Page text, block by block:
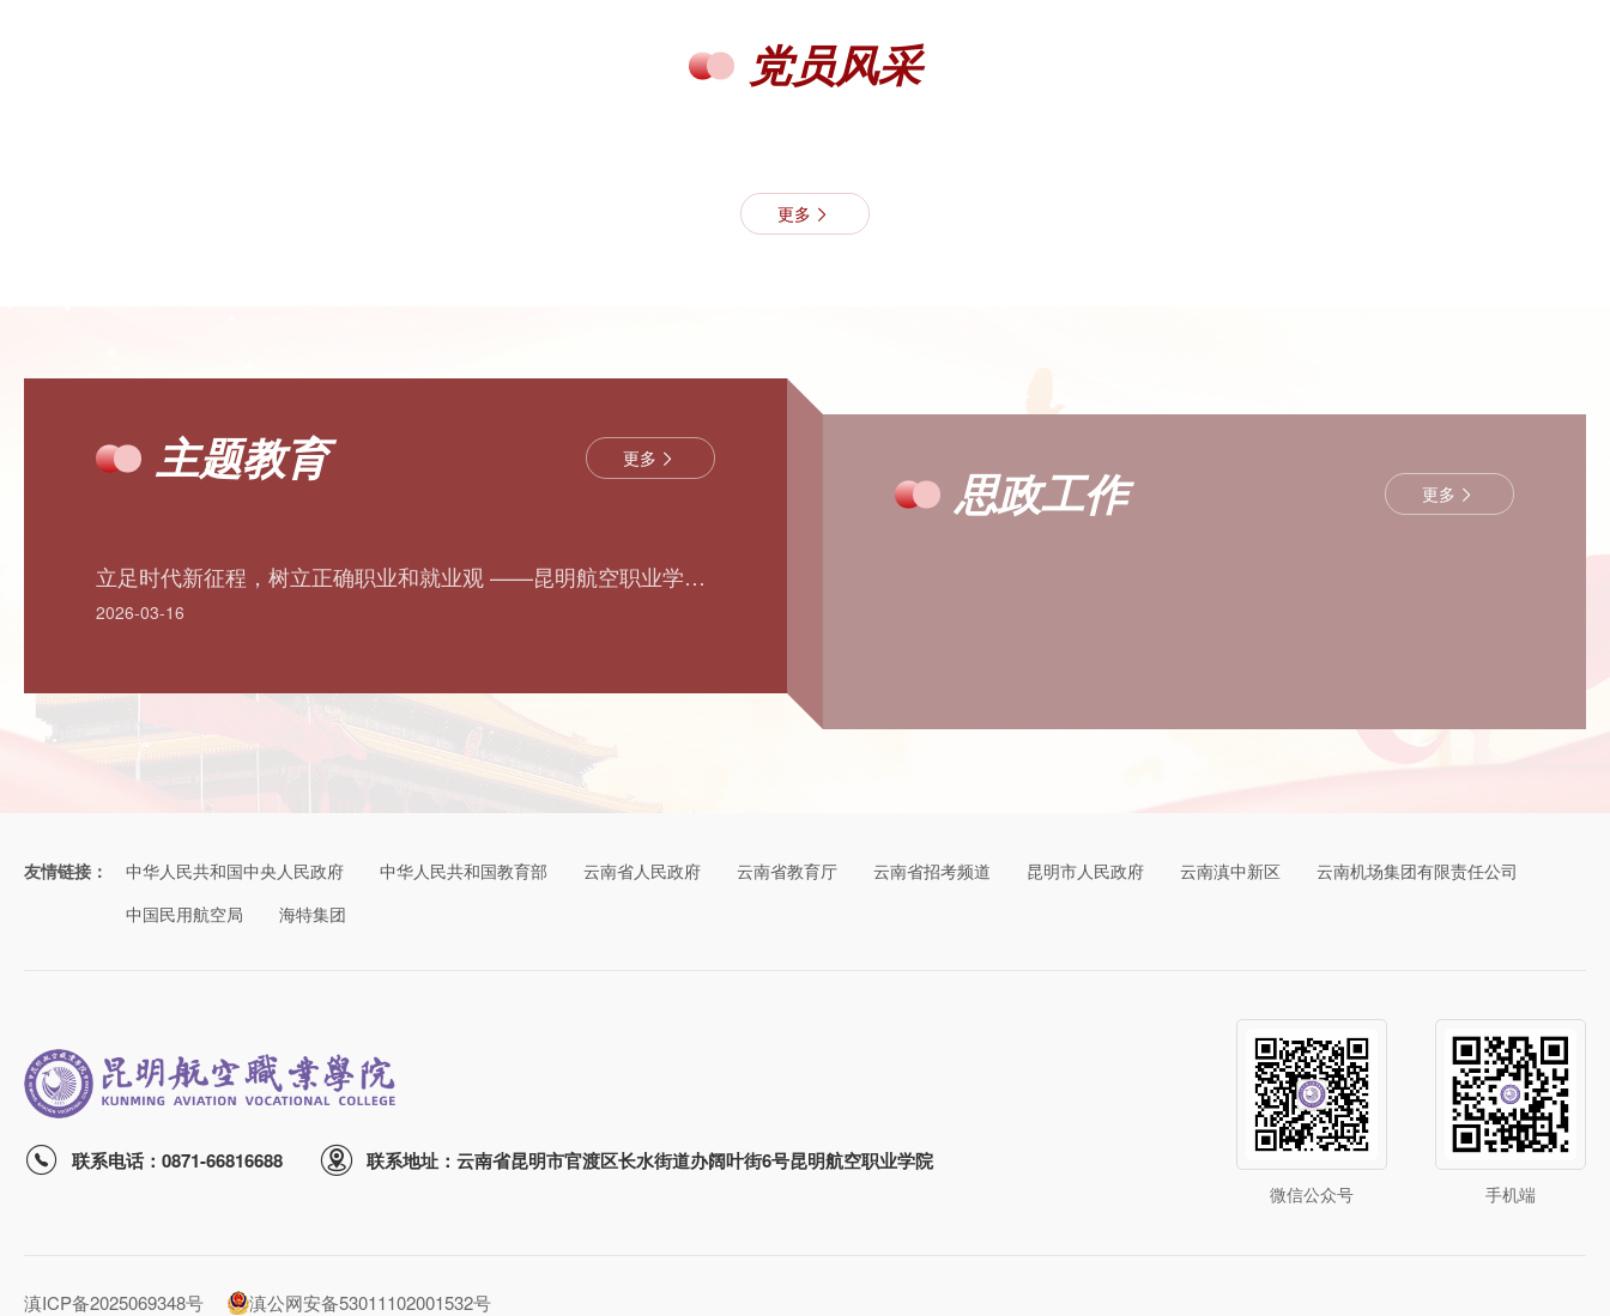
党员风采
更多
主题教育 更多
立足时代新征程，树立正确职业和就业观 ——昆明航空职业学院
2026年春季学期开学"思政第一课"
2026-03-16
思政工作 更多
友情链接： 中华人民共和国中央人民政府 中华人民共和国教育部 云南省人民政府 云南省教育厅 云南省招考频道 昆明市人民政府 云南滇中新区
云南机场集团有限责任公司
中国民用航空局
海特集团
联系电话：0871-66816688 联系地址：云南省昆明市官渡区长水街道办阔叶街6号昆明航空职业学院
微信公众号 手机端
滇ICP备2025069348号 滇公网安备53011102001532号